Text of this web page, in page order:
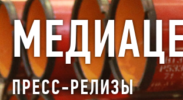
ПРЕСС-РЕЛИЗЫ